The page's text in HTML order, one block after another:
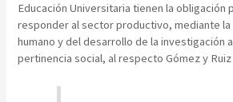
Educación Universitaria tienen la obligación
responder al sector productivo, mediante
humano y del desarrollo de la investigación
pertinencia social, al respecto Gómez y Ruiz